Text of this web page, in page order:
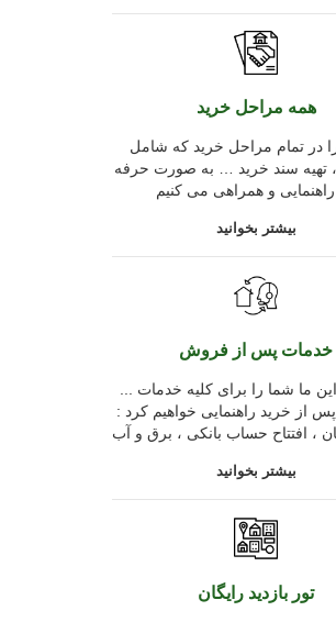
همه مراحل خرید
در تمام مراحل خرید که شامل
تهیه سند خرید … به صورت حرفه
و همراهی می کنیم
بیشتر بخوانید
خدمات پس از فروش
پس از خرید راهنمایی خواهیم کرد :
، افتتاح حساب بانکی ، برق و آب
بیشتر بخوانید
تور بازدید رایگان